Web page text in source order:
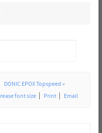
DONIC EPOX Topspeed »
Print Email